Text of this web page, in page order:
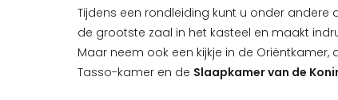
Tijdens een rondleiding kunt u onder andere
de grootste zaal in het kasteel en maakt
Maar neem ook een kijkje in de
Tasso-kamer en de Slaapkamer van de